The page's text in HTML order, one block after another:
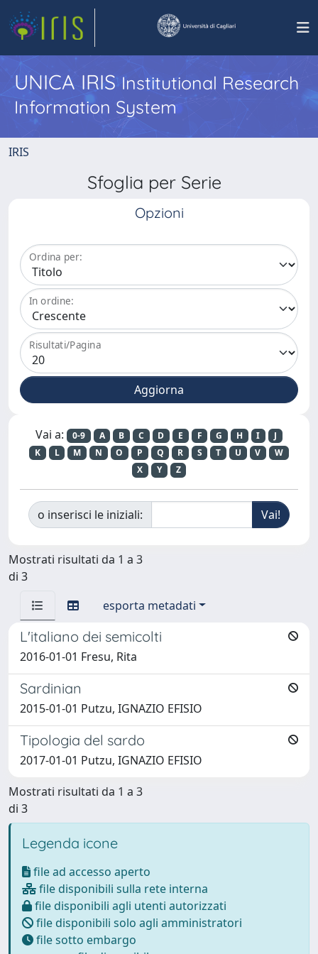
UNICA IRISInstitutional Research
Information System
IRIS
Sfoglia per Serie
Opzioni
Ordina per:
In ordine:
Risultati/Pagina
Vai a: 0-9 A B C D E F G H I
J
K
L M N O P Q R S T U V
W
X
Y Z
o inserisci le iniziali:
Mostrati risultati da 1 a 3
di 3
esporta metadati
L'italiano dei semicolti
2016-01-01 Fresu, Rita
Sardinian
2015-01-01 Putzu, IGNAZIO EFISIO
Tipologia del sardo
2017-01-01 Putzu, IGNAZIO EFISIO
Mostrati risultati da 1 a 3
di 3
Legenda icone
file ad accesso aperto
file disponibili sulla rete interna
file disponibili agli utenti autorizzati
file disponibili solo agli amministratori
file sotto embargo